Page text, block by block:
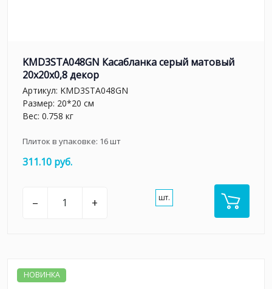
KMD3STA048GN Касабланка серый матовый
20x20x0,8 декор
Артикул: KMD3STA048GN
Размер: 20*20 см
Вес: 0.758 кг
Плиток в упаковке: 16шт
311.10 руб.
– + шт.
НОВИНКА